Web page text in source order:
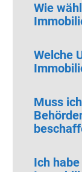
Wie
Welche
Muss
Ich